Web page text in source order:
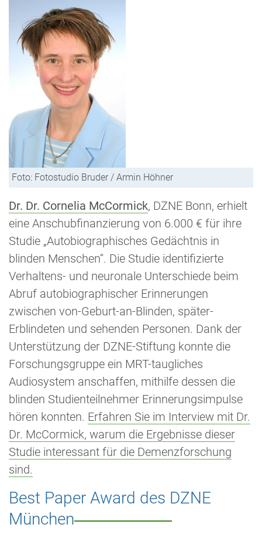
Foto: Fotostudio Bruder / Armin Höhner
Dr. Dr. Cornelia McCormick, DZNE Bonn, erhielt
eine Anschubfinanzierung von 6.000 € für ihre
Studie „Autobiographisches Gedächtnis in
blinden Menschen“. Die Studie identifizierte
Verhaltens- und neuronale Unterschiede beim
Abruf autobiographischer Erinnerungen
zwischen von-Geburt-an-Blinden, später-
Erblindeten und sehenden Personen. Dank der
Unterstützung der DZNE-Stiftung konnte die
Forschungsgruppe ein MRT-taugliches
Audiosystem anschaffen, mithilfe dessen die
blinden Studienteilnehmer Erinnerungsimpulse
hören konnten. Erfahren Sie im Interview mit Dr.
Dr. McCormick, warum die Ergebnisse dieser
Studie interessant für die Demenzforschung
sind.
Best Paper Award des DZNE
München